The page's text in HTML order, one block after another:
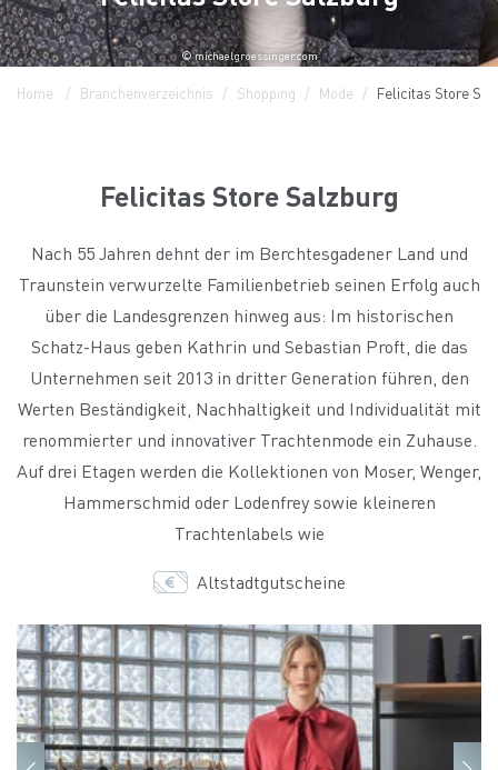
© michaelgroessinger.com
Home Branchenverzeichnis Shopping Mode Felicitas Store
Felicitas Store Salzburg
Nach 55 Jahren dehnt der im Berchtesgadener Land und
Traunstein verwurzelte Familienbetrieb seinen Erfolg auch
über die Landesgrenzen hinweg aus: Im historischen
Schatz-Haus geben Kathrin und Sebastian Proft, die das
Unternehmen seit 2013 in dritter Generation führen, den
Werten Beständigkeit, Nachhaltigkeit und Individualität mit
renommierter und innovativer Trachtenmode ein Zuhause.
Auf drei Etagen werden die Kollektionen von Moser, Wenger,
Hammerschmid oder Lodenfrey sowie kleineren
Trachtenlabels wie
Altstadtgutscheine